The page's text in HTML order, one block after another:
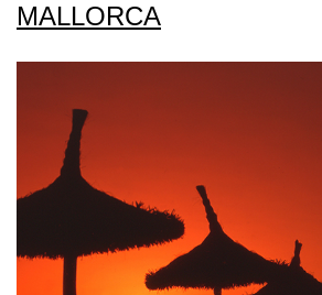
MALLORCA